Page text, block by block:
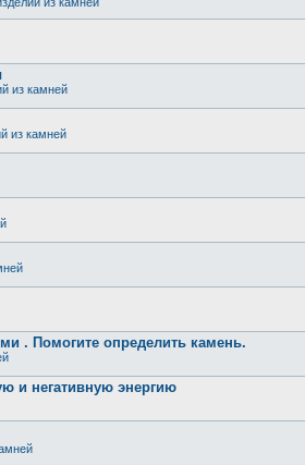
из камней
из камней
. Помогите определить камень.
и негативную энергию